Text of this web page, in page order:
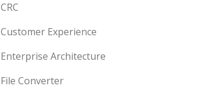
CRC
Customer Experience
Enterprise Architecture
File Converter